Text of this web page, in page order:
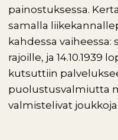
painostuksessa.
samalla
kahdessa
rajoille, ja 14.10.1939
kutsuttiin
puolustusvalmiutta
valmistelivat